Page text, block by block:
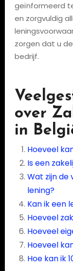
geïnformeerd
en zorgvuldig
zorgen dat u
bedrijf.
over
in
Hoeveel
Is een
Wat zijn de
lening?
Kan ik een
Hoeveel
Hoeveel
Hoeveel
Hoe kan ik